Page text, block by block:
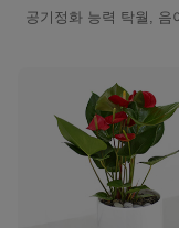
공기정화 능력 탁월, 음